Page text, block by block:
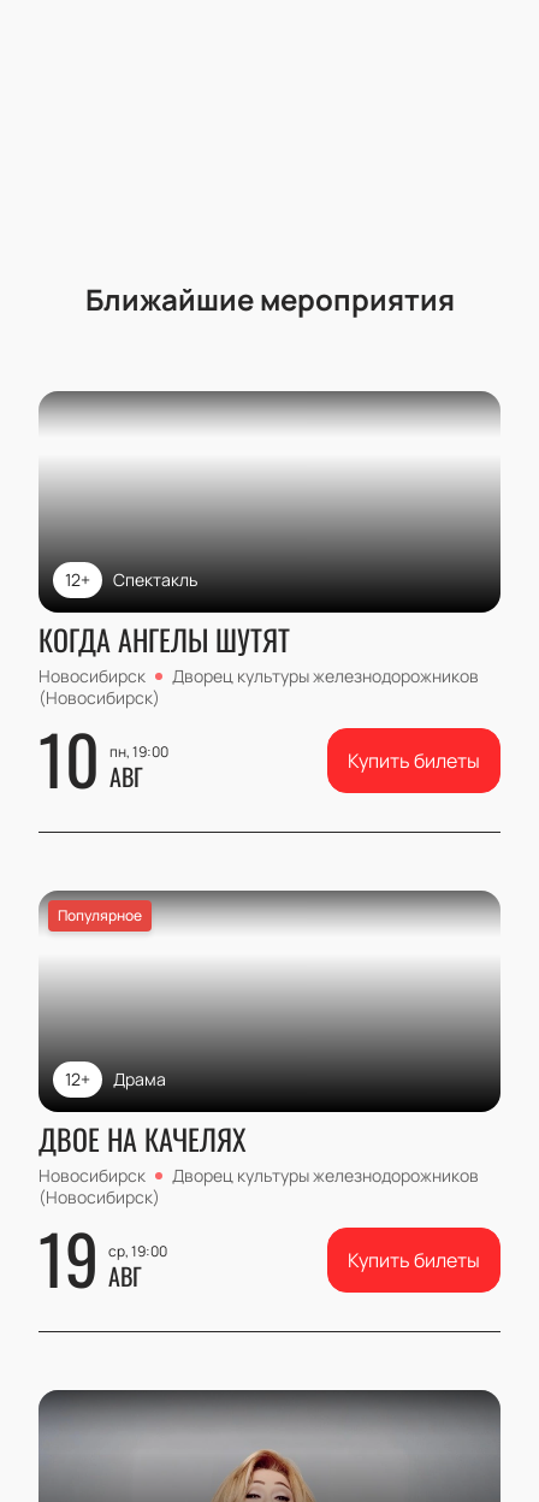
Ближайшие мероприятия
Спектакль
12+
КОГДА АНГЕЛЫ ШУТЯТ
Новосибирск
Дворец культуры железнодорожников
(Новосибирск)
10 пн, 19:00
АВГ Купить билеты
Популярное
Драма
12+
ДВОЕ НА КАЧЕЛЯХ
Новосибирск
Дворец культуры железнодорожников
(Новосибирск)
19 ср, 19:00
АВГ Купить билеты